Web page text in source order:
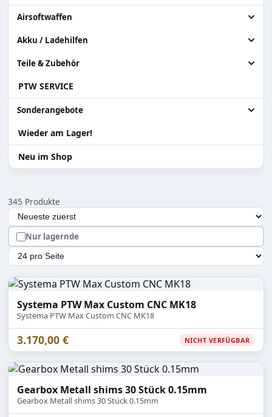
Airsoftwaffen
Alle Airsoftwaffen
Granatenwerfer
Sniper
Systema PTW
Akku / Ladehilfen
Alle Akku / Ladehilfen
Ladehilfen
Akku
Teile & Zubehör
Alle Teile & Zubehör
Zylinder Ersatzteile
Teile für Systema PTW
Gearbox / Teile Systema PTW
Zubehör
Hopup und Teile
Magazine & Teile
PTW SERVICE
Sonderangebote
Alle Sonderangebote
Abverkauf Sonderposten
Wieder am Lager!
Neu im Shop
345 Produkte
Auswahl lädt die Seite automatisch mit den neuen
Sortierung
Nur lagernde
Artikel pro Seite
Systema PTW Max Custom CNC MK18
Systema PTW Max Custom CNC MK18
3.170,00 € NICHT VERFÜGBAR
Gearbox Metall shims 30 Stück 0.15mm
Gearbox Metall shims 30 Stück 0.15mm